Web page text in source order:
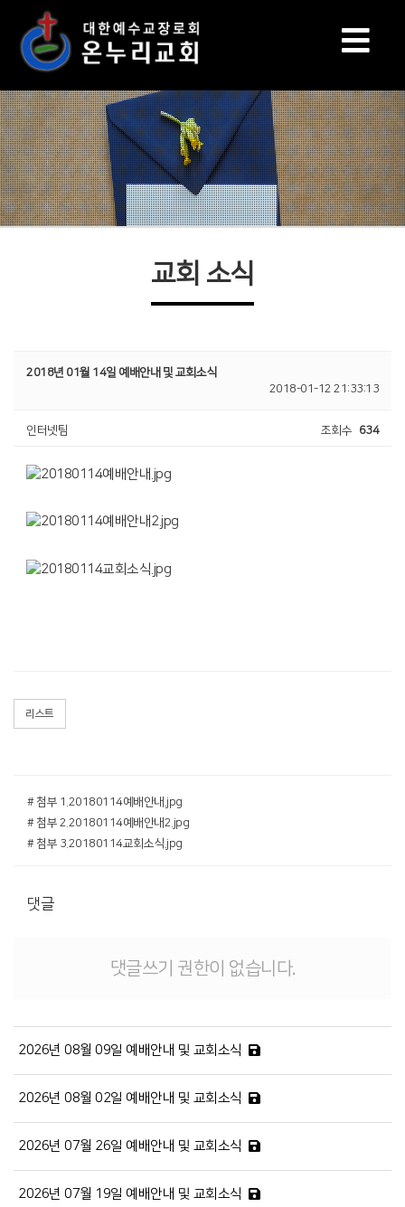
교회 소식
2018년 01월 14일 예배안내 및 교회소식
2018-01-12 21:33:13
인터넷팀 조회수 634
리스트
# 첨부 1.20180114예배안내.jpg
# 첨부 2.20180114예배안내2.jpg
# 첨부 3.20180114교회소식.jpg
댓글
댓글쓰기 권한이 없습니다.
2026년 08월 09일 예배안내 및 교회소식
2026년 08월 02일 예배안내 및 교회소식
2026년 07월 26일 예배안내 및 교회소식
2026년 07월 19일 예배안내 및 교회소식